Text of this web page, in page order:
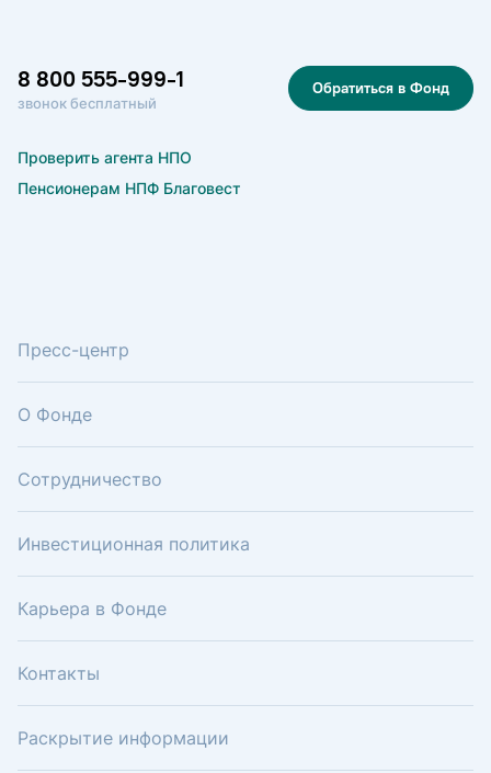
8 800 555-999-1
звонок бесплатный
Обратиться в Фонд
Проверить агента НПО
Пенсионерам НПФ Благовест
Пресс-центр
О Фонде
Сотрудничество
Инвестиционная политика
Карьера в Фонде
Контакты
Раскрытие информации